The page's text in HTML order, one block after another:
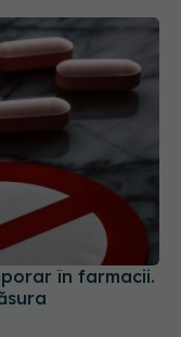
în farmacii.